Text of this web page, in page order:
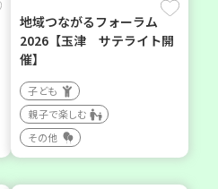
地域つながるフォーラム
2026【玉津 サテライト開
催】
子ども
親子で楽しむ
その他